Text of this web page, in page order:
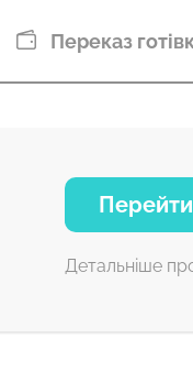
Переказ
Детальніше